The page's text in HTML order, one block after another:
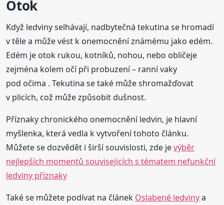
Otok
Když ledviny selhávají, nadbytečná tekutina se hromadí
v těle a může vést k onemocnění známému jako edém.
Edém je otok rukou, kotníků, nohou, nebo obličeje
zejména kolem očí při probuzení – ranní vaky
pod očima . Tekutina se také může shromažďovat
v plicích, což může způsobit dušnost.
Příznaky chronického onemocnění ledvin, je hlavní
myšlenka, která vedla k vytvoření tohoto článku.
Můžete se dozvědět i širší souvislosti, zde jevýběr
nejlepších momentů souvisejících s tématem nefunkční
ledviny příznaky
Také se můžete podívat na článek Oslabené ledvinya